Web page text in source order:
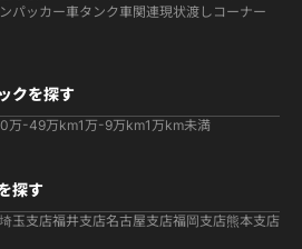
パッカー車タンク車関連現状渡しコーナー
クを探す
万-49万km1万-9万km1万km未満
探す
埼玉支店福井支店名古屋支店福岡支店熊本支店